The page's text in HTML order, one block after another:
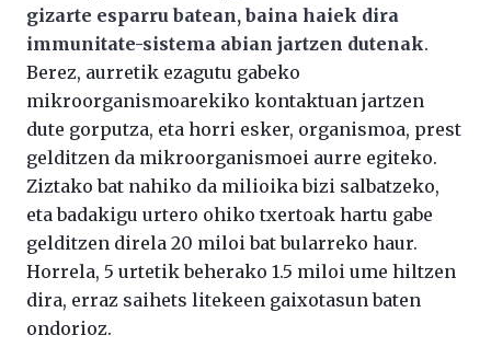
gizarte esparru batean, baina haiek dira
immunitate-sistema abian jartzen dutenak.
Berez, aurretik ezagutu gabeko
mikroorganismoarekiko kontaktuan jartzen
dute gorputza, eta horri esker, organismoa, prest
gelditzen da mikroorganismoei aurre egiteko.
Ziztako bat nahiko da milioika bizi salbatzeko,
eta badakigu urtero ohiko txertoak hartu gabe
gelditzen direla 20 miloi bat bularreko haur.
Horrela, 5 urtetik beherako 1.5 miloi ume hiltzen
dira, erraz saihets litekeen gaixotasun baten
ondorioz.